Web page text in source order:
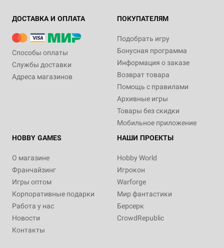
ДОСТАВКА И ОПЛАТА
Способы оплаты
Службы доставки
Адреса магазинов
ПОКУПАТЕЛЯМ
Подобрать игру
Бонусная программа
Информация о заказе
Возврат товара
Помощь с правилами
Архивные игры
Товары без скидки
Мобильное приложение
HOBBY GAMES
О магазине
Франчайзинг
Игры оптом
Корпоративные подарки
Работа у нас
Новости
Контакты
НАШИ ПРОЕКТЫ
Hobby World
Игрокон
Warforge
Мир фантастики
Берсерк
CrowdRepublic